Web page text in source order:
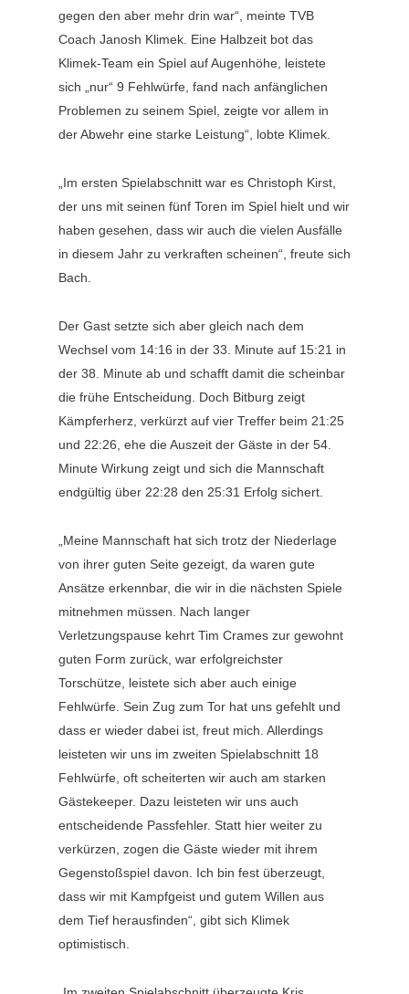
gegen den aber mehr drin war“, meinte TVB
Coach Janosh Klimek. Eine Halbzeit bot das
Klimek-Team ein Spiel auf Augenhöhe, leistete
sich „nur“ 9 Fehlwürfe, fand nach anfänglichen
Problemen zu seinem Spiel, zeigte vor allem in
der Abwehr eine starke Leistung“, lobte Klimek.
„Im ersten Spielabschnitt war es Christoph Kirst,
der uns mit seinen fünf Toren im Spiel hielt und wir
haben gesehen, dass wir auch die vielen Ausfälle
in diesem Jahr zu verkraften scheinen“, freute sich
Bach.
Der Gast setzte sich aber gleich nach dem
Wechsel vom 14:16 in der 33. Minute auf 15:21 in
der 38. Minute ab und schafft damit die scheinbar
die frühe Entscheidung. Doch Bitburg zeigt
Kämpferherz, verkürzt auf vier Treffer beim 21:25
und 22:26, ehe die Auszeit der Gäste in der 54.
Minute Wirkung zeigt und sich die Mannschaft
endgültig über 22:28 den 25:31 Erfolg sichert.
„Meine Mannschaft hat sich trotz der Niederlage
von ihrer guten Seite gezeigt, da waren gute
Ansätze erkennbar, die wir in die nächsten Spiele
mitnehmen müssen. Nach langer
Verletzungspause kehrt Tim Crames zur gewohnt
guten Form zurück, war erfolgreichster
Torschütze, leistete sich aber auch einige
Fehlwürfe. Sein Zug zum Tor hat uns gefehlt und
dass er wieder dabei ist, freut mich. Allerdings
leisteten wir uns im zweiten Spielabschnitt 18
Fehlwürfe, oft scheiterten wir auch am starken
Gästekeeper. Dazu leisteten wir uns auch
entscheidende Passfehler. Statt hier weiter zu
verkürzen, zogen die Gäste wieder mit ihrem
Gegenstoßspiel davon. Ich bin fest überzeugt,
dass wir mit Kampfgeist und gutem Willen aus
dem Tief herausfinden“, gibt sich Klimek
optimistisch.